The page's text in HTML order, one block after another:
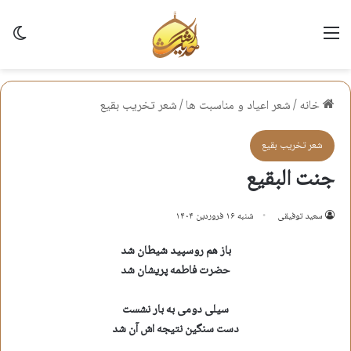
منو
خانه/شعر اعياد و مناسبت ها/شعر تخريب بقيع
شعر تخريب بقيع
جنت البقیع
سعید توفیقی شنبه ۱۶ فروردین ۱۴۰۴
باز هم روسپید شیطان شد
حضرت فاطمه پریشان شد
سیلی دومی به بار نشست
دست سنگین نتیجه اش آن شد